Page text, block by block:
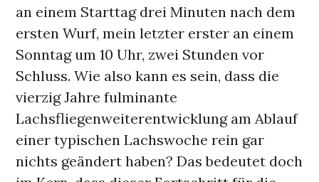
an einem Starttag drei Minuten nach dem
ersten Wurf, mein letzter erster an einem
Sonntag um 10 Uhr, zwei Stunden vor
Schluss. Wie also kann es sein, dass die
vierzig Jahre fulminante
Lachsfliegenweiterentwicklung am Ablauf
einer typischen Lachswoche rein gar
nichts geändert haben? Das bedeutet doch